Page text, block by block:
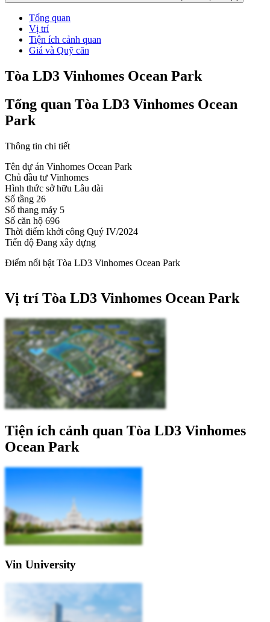
Tổng quan
Vị trí
Tiện ích cảnh quan
Giá và Quỹ căn
Tòa LD3 Vinhomes Ocean Park
Tổng quan Tòa LD3 Vinhomes Ocean
Park
Thông tin chi tiết
Tên dự án Vinhomes Ocean Park
Chủ đầu tư Vinhomes
Hình thức sở hữu Lâu dài
Số tầng 26
Số thang máy 5
Số căn hộ 696
Thời điểm khởi công Quý IV/2024
Tiến độ Đang xây dựng
Điểm nổi bật Tòa LD3 Vinhomes Ocean Park
Vị trí Tòa LD3 Vinhomes Ocean Park
Tiện ích cảnh quan Tòa LD3 Vinhomes
Ocean Park
Vin University